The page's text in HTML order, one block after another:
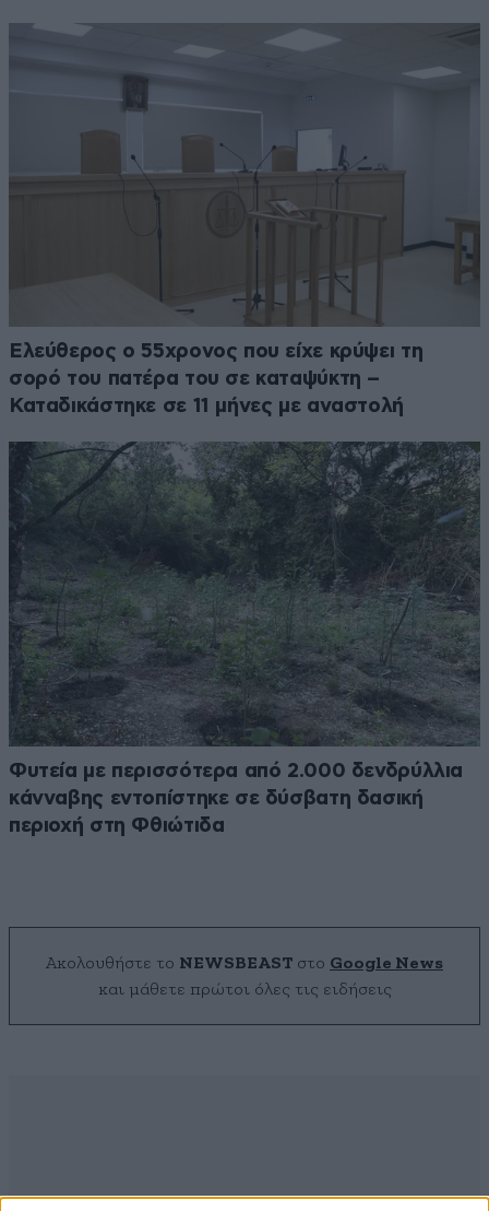
Ελεύθερος ο 55χρονος που είχε κρύψει τη
σορό του πατέρα του σε καταψύκτη –
Καταδικάστηκε σε 11 μήνες με αναστολή
Φυτεία με περισσότερα από 2.000 δενδρύλλια
κάνναβης εντοπίστηκε σε δύσβατη δασική
περιοχή στη Φθιώτιδα
Ακολουθήστε το NEWSBEAST στο Google News
και μάθετε πρώτοι όλες τις ειδήσεις